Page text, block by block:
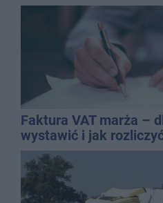
Faktura VAT marża –
wystawić i jak